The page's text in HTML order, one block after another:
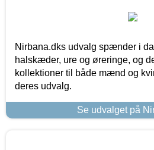
Nirbana.dks udvalg spænder i
halskæder, ure og øreringe, og
kollektioner til både mænd og
deres udvalg.
Se udvalget på